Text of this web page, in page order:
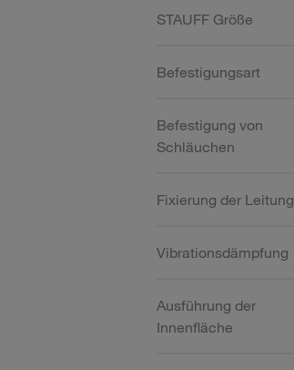
STAUFF Größe
Befestigungsart
Befestigung von
Schläuchen
Fixierung der Leitung
Vibrationsdämpfung
Ausführung der
Innenfläche